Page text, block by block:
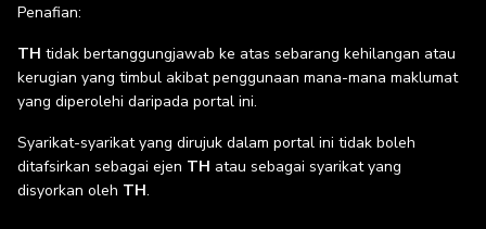
Penafian:
TH tidak bertanggungjawab ke atas sebarang kehilangan atau
kerugian yang timbul akibat penggunaan mana-mana maklumat
yang diperolehi daripada portal ini.
Syarikat-syarikat yang dirujuk dalam portal ini tidak boleh
ditafsirkan sebagai ejen TH atau sebagai syarikat yang
disyorkan oleh TH.